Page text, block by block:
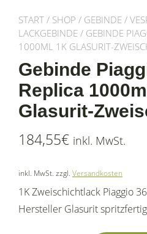
START / SHOP / GEBINDE /
LACKGEBINDE / GEBINDE
1000ML 1K GLASURIT-
Gebinde
Replica
Glasurit-
184,55€ inkl. MwSt.
inkl. MwSt. zzgl. Versandkosten
1K Zweischichtlack Piaggio
Hersteller Glasurit